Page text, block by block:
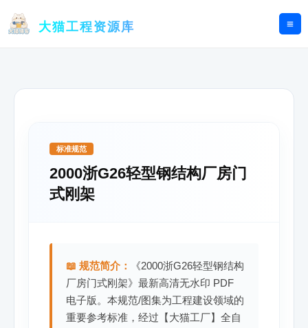
大猫工程资源库
标准规范
2000浙G26轻型钢结构厂房门
式刚架
📖 规范简介：
《2000浙G26轻型钢结构
厂房门式刚架》最新高清无水印 PDF
电子版。本规范/图集为工程建设领域的
重要参考标准，经过【大猫工厂】全自